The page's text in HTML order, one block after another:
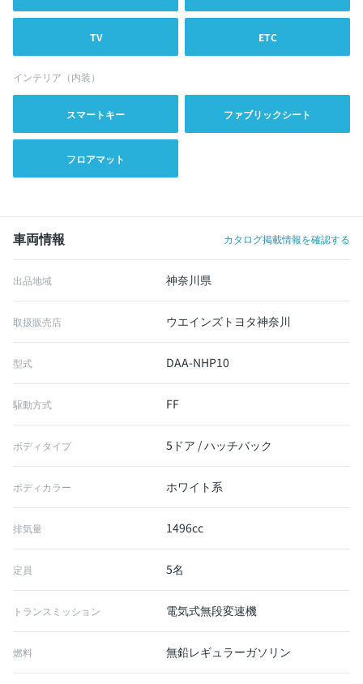
TV ETC
インテリア（内装）
スマートキー ファブリックシート
フロアマット
車両情報 カタログ掲載情報を確認する
出品地域 神奈川県
取扱販売店 ウエインズトヨタ神奈川
型式 DAA-NHP10
駆動方式 FF
ボディタイプ 5ドア / ハッチバック
ボディカラー ホワイト系
排気量 1496cc
定員 5名
トランスミッション 電気式無段変速機
燃料 無鉛レギュラーガソリン